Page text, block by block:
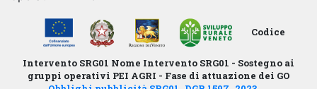
Codice
Intervento SRG01 Nome Intervento SRG01 - Sostegno ai
gruppi operativi PEI AGRI - Fase di attuazione dei GO